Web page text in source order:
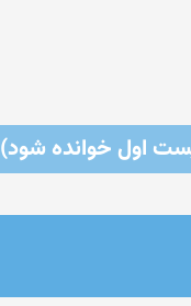
اول خوانده شود)